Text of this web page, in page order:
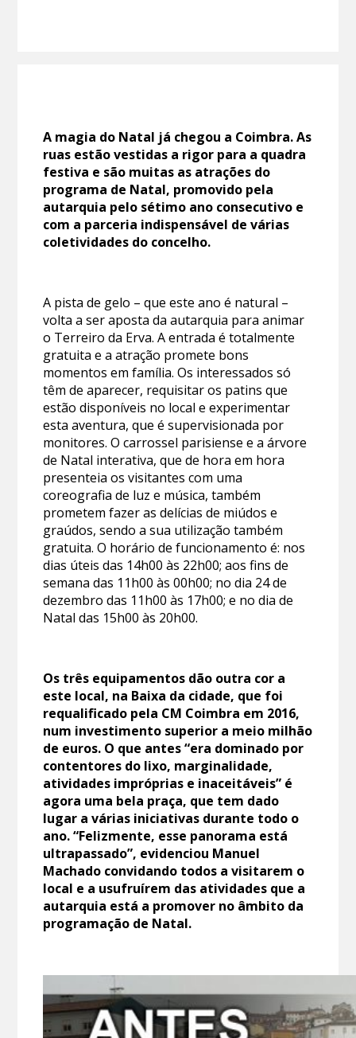
A magia do Natal já chegou a Coimbra. As
ruas estão vestidas a rigor para a quadra
festiva e são muitas as atrações do
programa de Natal, promovido pela
autarquia pelo sétimo ano consecutivo e
com a parceria indispensável de várias
coletividades do concelho.
A pista de gelo – que este ano é natural –
volta a ser aposta da autarquia para animar
o Terreiro da Erva. A entrada é totalmente
gratuita e a atração promete bons
momentos em família. Os interessados só
têm de aparecer, requisitar os patins que
estão disponíveis no local e experimentar
esta aventura, que é supervisionada por
monitores. O carrossel parisiense e a árvore
de Natal interativa, que de hora em hora
presenteia os visitantes com uma
coreografia de luz e música, também
prometem fazer as delícias de miúdos e
graúdos, sendo a sua utilização também
gratuita. O horário de funcionamento é: nos
dias úteis das 14h00 às 22h00; aos fins de
semana das 11h00 às 00h00; no dia 24 de
dezembro das 11h00 às 17h00; e no dia de
Natal das 15h00 às 20h00.
Os três equipamentos dão outra cor a
este local, na Baixa da cidade, que foi
requalificado pela CM Coimbra em 2016,
num investimento superior a meio milhão
de euros. O que antes “era dominado por
contentores do lixo, marginalidade,
atividades impróprias e inaceitáveis” é
agora uma bela praça, que tem dado
lugar a várias iniciativas durante todo o
ano. “Felizmente, esse panorama está
ultrapassado”, evidenciou Manuel
Machado convidando todos a visitarem o
local e a usufruírem das atividades que a
autarquia está a promover no âmbito da
programação de Natal.